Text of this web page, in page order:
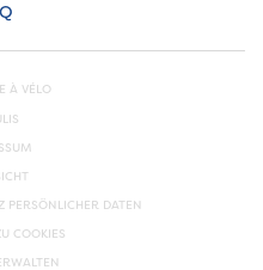
À VÉLO
DATEN
COOKIES